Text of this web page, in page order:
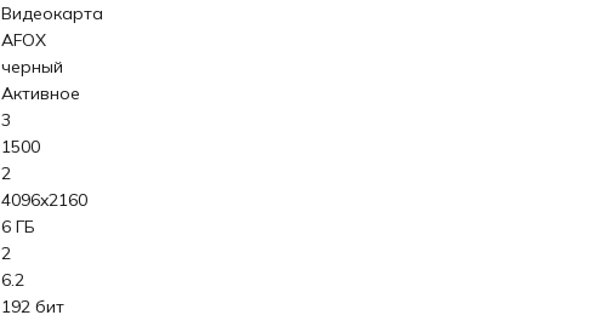
Видеокарта
AFOX
черный
Активное
3
1500
2
4096x2160
6 ГБ
2
6.2
192 бит